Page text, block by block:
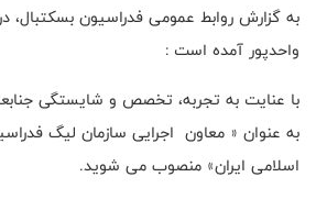
به گزارش روابط عمومی فدراسیون
واحدپور آمده است :
با عنایت به تجربه، تخصص و شایستگی
به عنوان « معاون اجرایی سازمان لیگ
اسلامی ایران» منصوب می شوید.